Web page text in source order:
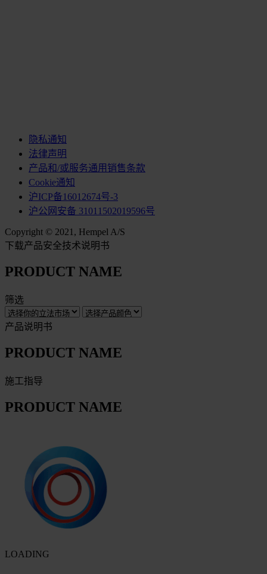
隐私通知
法律声明
产品和/或服务通用销售条款
Cookie通知
沪ICP备16012674号-3
沪公网安备 31011502019596号
Copyright © 2021, Hempel A/S
下载产品安全技术说明书
PRODUCT NAME
筛选
产品说明书
PRODUCT NAME
施工指导
PRODUCT NAME
LOADING